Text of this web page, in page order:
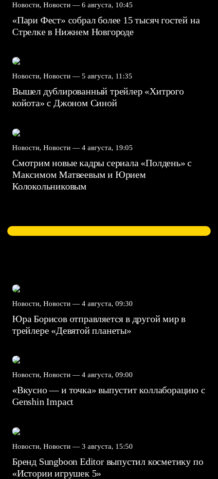
Новости, Новости — 6 августа, 10:45
«Пари Фест» собрал более 15 тысяч гостей на
Стрелке в Нижнем Новгороде
Новости, Новости — 5 августа, 11:35
Вышел дублированный трейлер «Хитрого
койота» с Джоном Синой
Новости, Новости — 4 августа, 19:05
Смотрим новые кадры сериала «Полдень» с
Максимом Матвеевым и Юрием
Колокольниковым
Новости, Новости — 4 августа, 09:30
Юра Борисов отправляется в другой мир в
трейлере «Девятой планеты»
Новости, Новости — 4 августа, 09:00
«Вкусно — и точка» выпустит коллаборацию с
Genshin Impact⁠⁠
Новости, Новости — 3 августа, 15:50
Бренд Sungboon Editor выпустил косметику по
«Истории игрушек 5»